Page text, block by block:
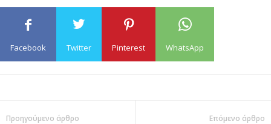
Facebook Twitter Pinterest WhatsApp
Προηγούμενο άρθρο Επόμενο άρθρο